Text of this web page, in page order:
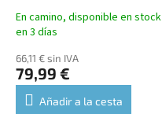
En camino, disponible en stock
en 3 días
66,11 € sin IVA
79,99 €
Añadir a la cesta